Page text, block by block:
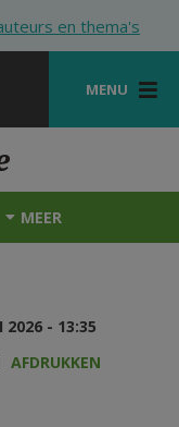
en thema's
MENU
MEER
2026 - 13:35
AFDRUKKEN